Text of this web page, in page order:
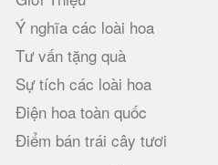
Ý nghĩa các loài hoa
Tư vấn tặng quà
Sự tích các loài hoa
Điện hoa toàn quốc
Điểm bán trái cây tươi